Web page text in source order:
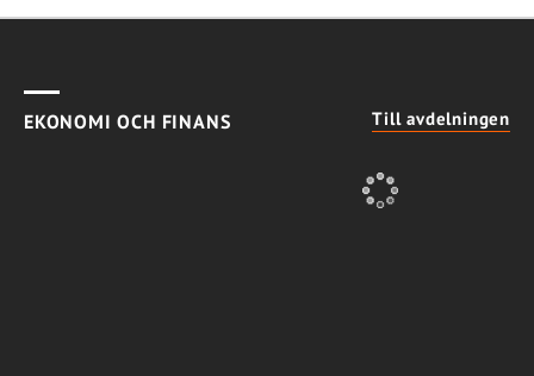
EKONOMI OCH FINANS Till avdelningen